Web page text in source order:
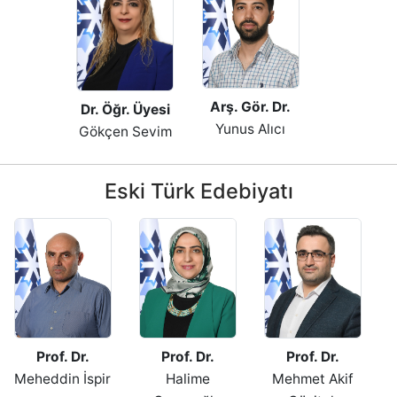
Dr. Öğr. Üyesi
Gökçen Sevim
Arş. Gör. Dr.
Yunus Alıcı
Eski Türk Edebiyatı
Prof. Dr.
Meheddin İspir
Prof. Dr.
Halime
Prof. Dr.
Mehmet Akif